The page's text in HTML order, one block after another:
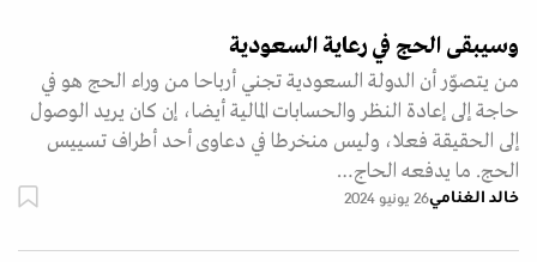
وسيبقى الحج في رعاية السعودية
من يتصوّر أن الدولة السعودية تجني أرباحا من وراء الحج هو في
حاجة إلى إعادة النظر والحسابات المالية أيضا، إن كان يريد الوصول
إلى الحقيقة فعلا، وليس منخرطا في دعاوى أحد أطراف تسييس
الحج. ما يدفعه الحاج…
خالد الغنامي26 يونيو 2024